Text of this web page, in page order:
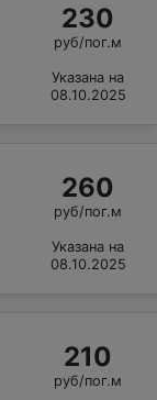
230
руб/пог.м
Указана на
08.10.2025
260
руб/пог.м
Указана на
08.10.2025
210
руб/пог.м